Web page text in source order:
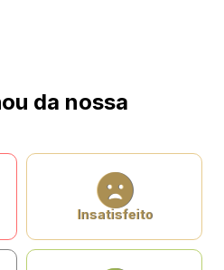
da nossa
Insatisfeito